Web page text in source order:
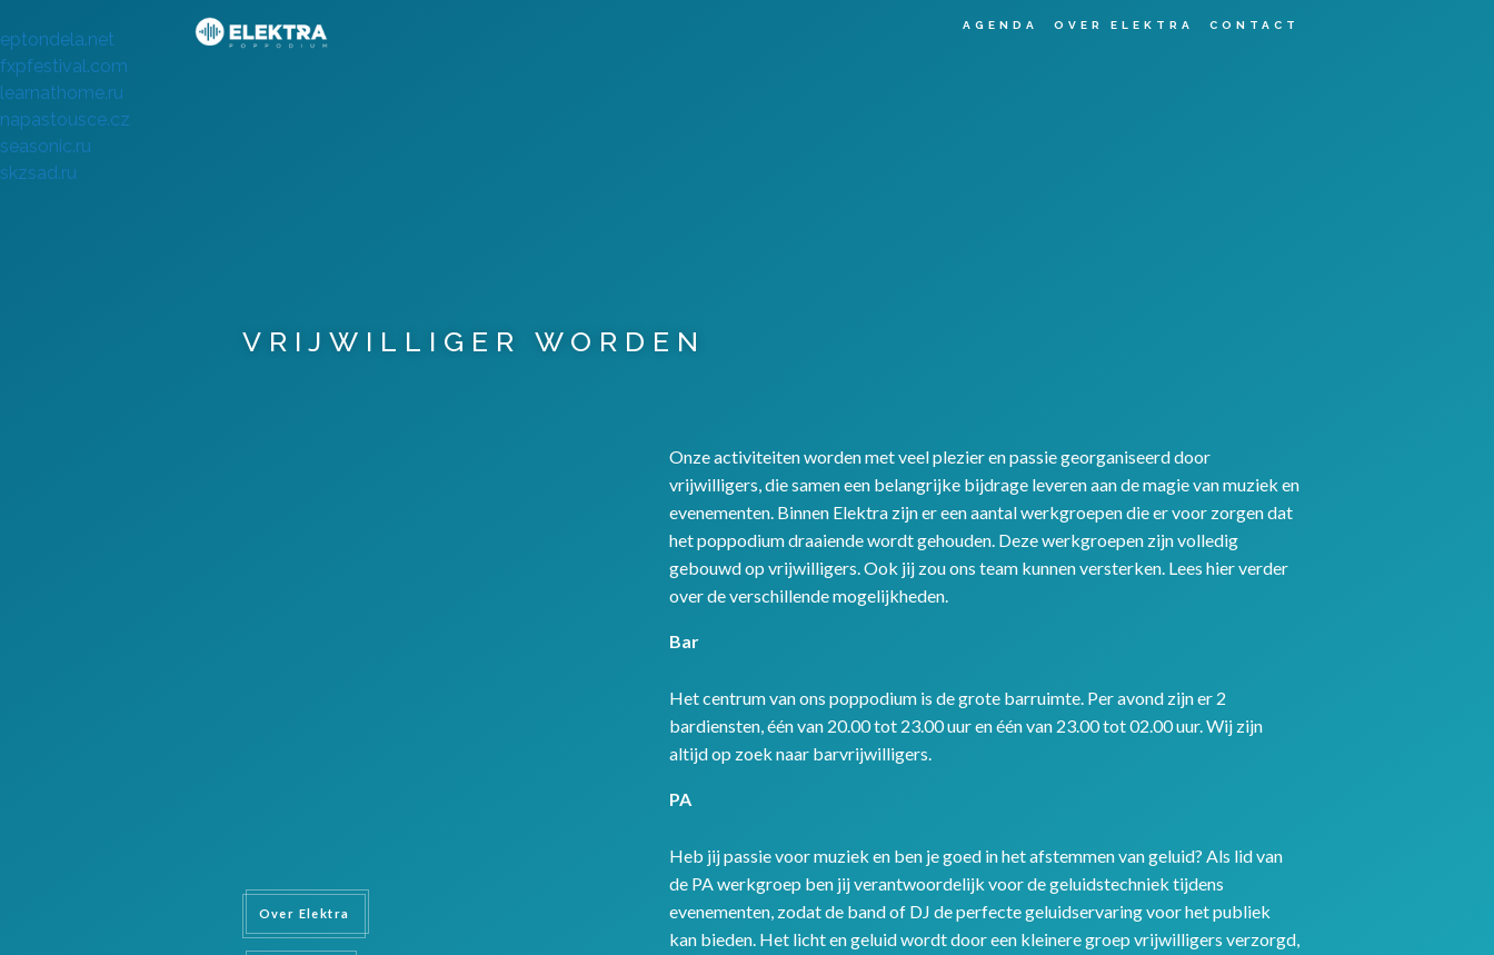
eptondela.net
fxpfestival.com
learnathome.ru
napastousce.cz
seasonic.ru
skzsad.ru
AGENDA OVER ELEKTRA CONTACT
VRIJWILLIGER WORDEN
Onze activiteiten worden met veel plezier en passie georganiseerd door
vrijwilligers, die samen een belangrijke bijdrage leveren aan de magie van muziek en
evenementen. Binnen Elektra zijn er een aantal werkgroepen die er voor zorgen dat
het poppodium draaiende wordt gehouden. Deze werkgroepen zijn volledig
gebouwd op vrijwilligers. Ook jij zou ons team kunnen versterken. Lees hier verder
over de verschillende mogelijkheden.
Bar
Het centrum van ons poppodium is de grote barruimte. Per avond zijn er 2
bardiensten, één van 20.00 tot 23.00 uur en één van 23.00 tot 02.00 uur. Wij zijn
altijd op zoek naar barvrijwilligers.
PA
Heb jij passie voor muziek en ben je goed in het afstemmen van geluid? Als lid van
de PA werkgroep ben jij verantwoordelijk voor de geluidstechniek tijdens
evenementen, zodat de band of DJ de perfecte geluidservaring voor het publiek
kan bieden. Het licht en geluid wordt door een kleinere groep vrijwilligers verzorgd,
Over Elektra